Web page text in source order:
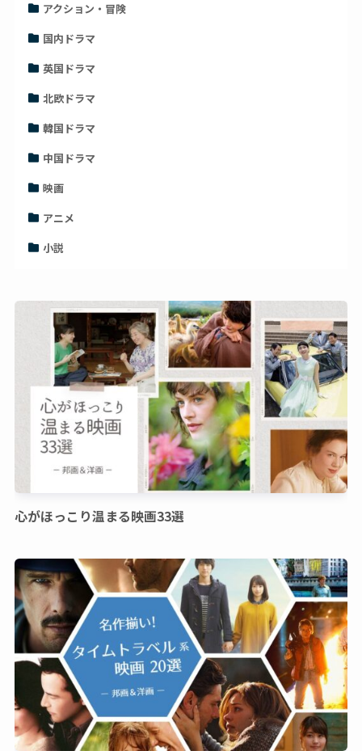
アクション・冒険
国内ドラマ
英国ドラマ
北欧ドラマ
韓国ドラマ
中国ドラマ
映画
アニメ
小説
心がほっこり温まる映画33選